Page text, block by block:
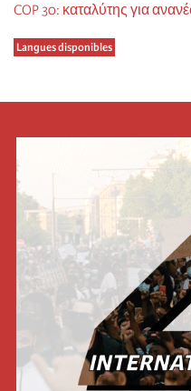
COP 30: καταλύτης για
Langues disponibles